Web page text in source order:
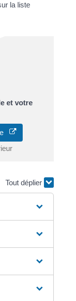
la liste
et votre
Tout déplier